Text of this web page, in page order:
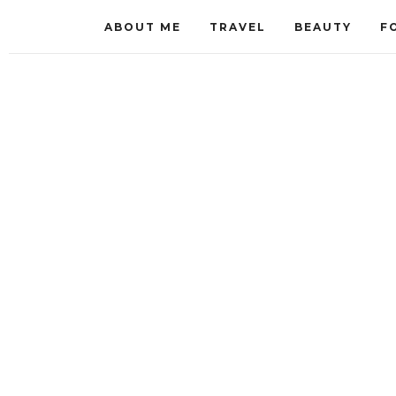
ABOUT ME TRAVEL BEAUTY